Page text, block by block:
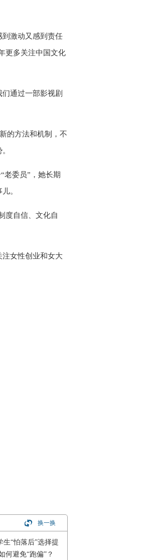
激动又感到责任
更多关注中国文化
通过一部影视剧
的方法和机制，不
老委员”，她长期
。
度自信、文化自
女性创业和女大